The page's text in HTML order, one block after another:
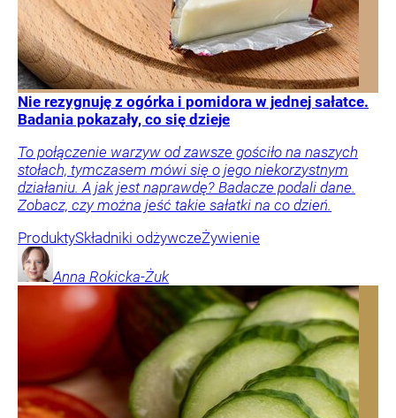
Nie rezygnuję z ogórka i pomidora w jednej sałatce.
Badania pokazały, co się dzieje
To połączenie warzyw od zawsze gościło na naszych
stołach, tymczasem mówi się o jego niekorzystnym
działaniu. A jak jest naprawdę? Badacze podali dane.
Zobacz, czy można jeść takie sałatki na co dzień.
ProduktySkładniki odżywczeŻywienie
Anna Rokicka-Żuk